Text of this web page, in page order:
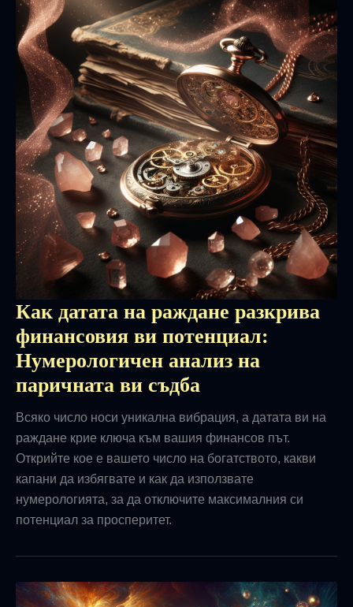
Как датата на раждане разкрива
финансовия ви потенциал:
Нумерологичен анализ на
паричната ви съдба
Всяко число носи уникална вибрация, а датата ви на
раждане крие ключа към вашия финансов път.
Открийте кое е вашето число на богатството, какви
капани да избягвате и как да използвате
нумерологията, за да отключите максималния си
потенциал за просперитет.